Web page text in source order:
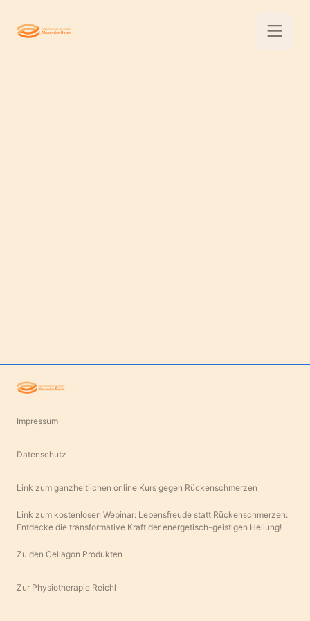
Impressum
Datenschutz
Link zum ganzheitlichen online Kurs gegen Rückenschmerzen
Link zum kostenlosen Webinar: Lebensfreude statt Rückenschmerzen:
Entdecke die transformative Kraft der energetisch-geistigen Heilung!
Zu den Cellagon Produkten
Zur Physiotherapie Reichl